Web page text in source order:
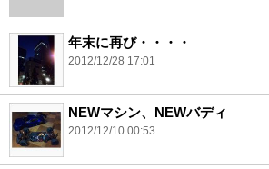
年末に再び・・・・
2012/12/28 17:01
NEWマシン、NEWバディ
2012/12/10 00:53